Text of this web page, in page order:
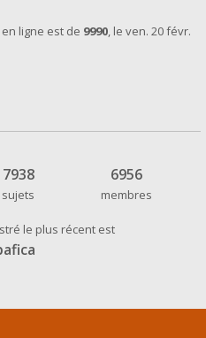
ligne est de 9990, le ven. 20 févr.
7938
sujets
6956
membres
le plus récent est